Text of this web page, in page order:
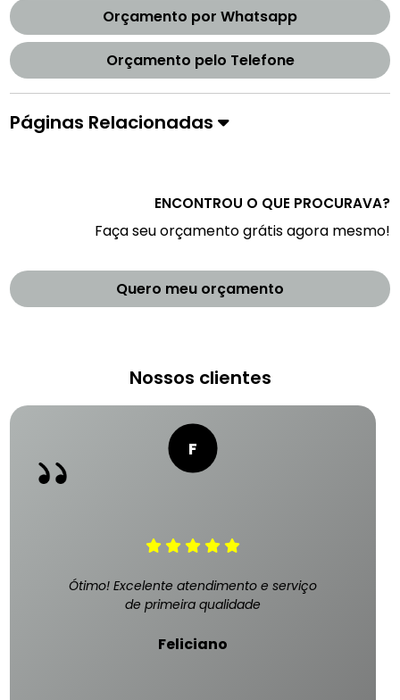
Orçamento por Whatsapp
Orçamento pelo Telefone
Páginas Relacionadas
ENCONTROU O QUE PROCURAVA?
Faça seu orçamento grátis agora mesmo!
Quero meu orçamento
Nossos clientes
Ótimo! Excelente atendimento e serviço
de primeira qualidade
Feliciano